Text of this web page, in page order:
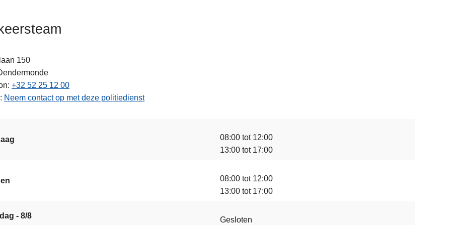
150
+32 52 25 12 00
Neem contact op met deze politiedienst
08:00 tot 12:00
13:00 tot 17:00
08:00 tot 12:00
13:00 tot 17:00
- 8/8 Gesloten